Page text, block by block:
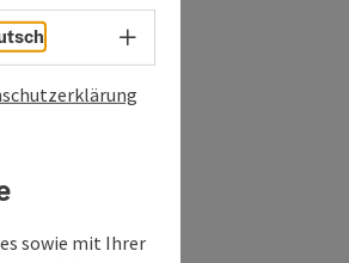
Sprachwahl - Menü öffnen
sowie mit Ihrer